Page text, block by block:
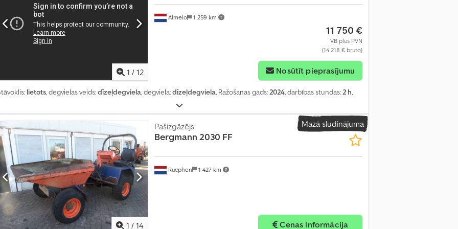
1 / 12
Almelo 1 259 km
11 750 €
VB plus PVN
(14 218 € bruto)
Nosūtīt pieprasījumu
lietots, degvielas veids:dīzeļdegviela, degviela:dīzeļdegviela, Ražošanas gads: 2024, darbības stundas: 2 h,
Mazā sludinājuma
1 / 14
Rucphen 1 427 km
Pašizgāzējs
Bergmann 2030 FF
Cenas informācija